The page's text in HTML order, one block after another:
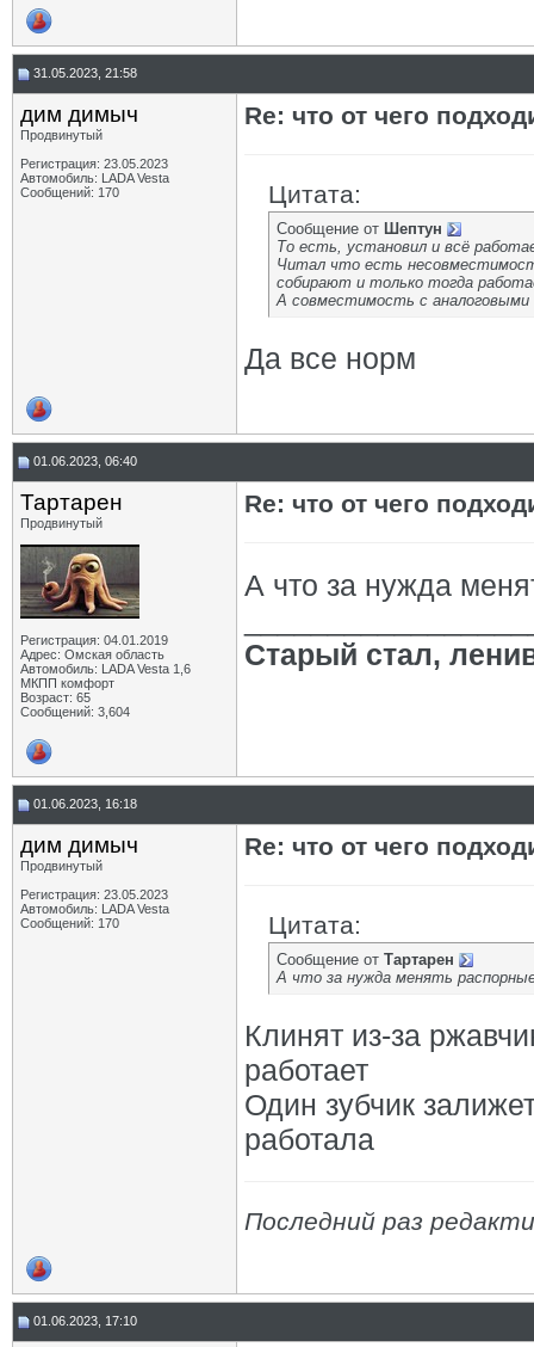
31.05.2023, 21:58
дим димыч
Продвинутый
Регистрация: 23.05.2023
Автомобиль: LADA Vesta
Сообщений: 170
Re: что от чего
Цитата:
Сообщение от Шептун
То есть, установил и всё
Читал что есть
собирают и только тогда
А совместимость с аналоговыми
Да все норм
01.06.2023, 06:40
Тартарен
Продвинутый
Регистрация: 04.01.2019
Адрес: Омская область
Автомобиль: LADA Vesta 1,6
МКПП комфорт
Возраст: 65
Сообщений: 3,604
Re: что от чего
А что за нужда
Старый стал,
01.06.2023, 16:18
дим димыч
Продвинутый
Регистрация: 23.05.2023
Автомобиль: LADA Vesta
Сообщений: 170
Re: что от чего
Цитата:
Сообщение от Тартарен
А что за нужда менять
Клинят из-за
работает
Один зубчик
работала
Последний раз
01.06.2023, 17:10